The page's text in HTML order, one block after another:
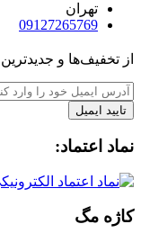
تهران
09127265769
از تخفیف‌ها و جدیدترین‌
تایید ایمیل
نماد اعتماد:
کاژه مگ